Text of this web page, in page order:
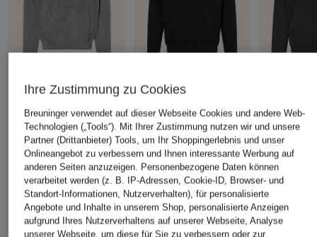
PEGADOR
Hoodie
34,99 €
Bestpreis:31,49 €
Ursprünglich:69,95 €
PEGADOR
Oversized-Hoodie
ERNEM
39,99 €
Bestpreis:33,99 €
Ursprünglich:79,95 €
THE
Hoodie
44,99 €
Bestpreis:
Ursprünglich:
Ihre Zustimmung zu Cookies
Breuninger verwendet auf dieser Webseite Cookies und andere Web-
Technologien („Tools“). Mit Ihrer Zustimmung nutzen wir und unsere
Partner (Drittanbieter) Tools, um Ihr Shoppingerlebnis und unser
Onlineangebot zu verbessern und Ihnen interessante Werbung auf
anderen Seiten anzuzeigen. Personenbezogene Daten können
verarbeitet werden (z. B. IP-Adressen, Cookie-ID, Browser- und
Standort-Informationen, Nutzerverhalten), für personalisierte
Angebote und Inhalte in unserem Shop, personalisierte Anzeigen
aufgrund Ihres Nutzerverhaltens auf unserer Webseite, Analyse
unserer Webseite, um diese für Sie zu verbessern oder zur